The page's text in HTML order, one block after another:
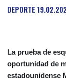
DEPORTE
La prueba de
oportunidad de
estadounidense